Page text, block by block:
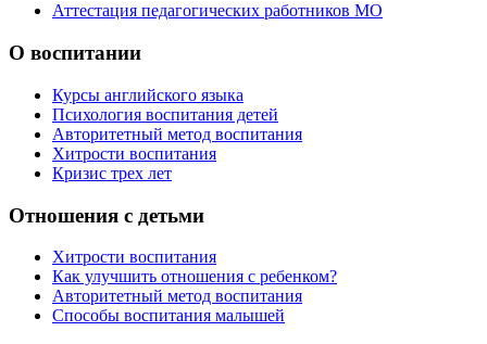
Аттестация педагогических работников МО
О воспитании
Курсы английского языка
Психология воспитания детей
Авторитетный метод воспитания
Хитрости воспитания
Кризис трех лет
Отношения с детьми
Хитрости воспитания
Как улучшить отношения с ребенком?
Авторитетный метод воспитания
Способы воспитания малышей